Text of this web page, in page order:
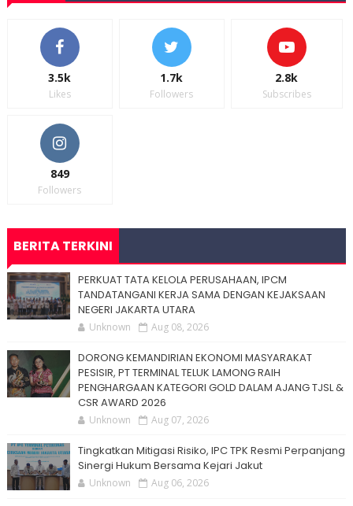
3.5k
Likes
1.7k
Followers
2.8k
Subscribes
849
Followers
BERITA TERKINI
PERKUAT TATA KELOLA PERUSAHAAN, IPCM
TANDATANGANI KERJA SAMA DENGAN KEJAKSAAN
NEGERI JAKARTA UTARA
Unknown Aug 08, 2026
DORONG KEMANDIRIAN EKONOMI MASYARAKAT
PESISIR, PT TERMINAL TELUK LAMONG RAIH
PENGHARGAAN KATEGORI GOLD DALAM AJANG TJSL &
CSR AWARD 2026
Unknown Aug 07, 2026
Tingkatkan Mitigasi Risiko, IPC TPK Resmi Perpanjang
Sinergi Hukum Bersama Kejari Jakut
Unknown Aug 06, 2026